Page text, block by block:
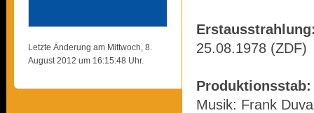
Letzte Änderung am Mittwoch, 8.
August 2012 um 16:15:48 Uhr.
25.08.1978 (ZDF)
Produktionsstab:
Musik: Frank